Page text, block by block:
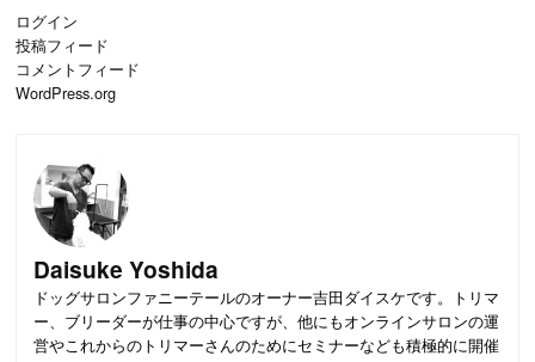
ログイン
投稿フィード
コメントフィード
WordPress.org
Daisuke Yoshida
ドッグサロンファニーテールのオーナー吉田ダイスケです。トリマ
ー、ブリーダーが仕事の中心ですが、他にもオンラインサロンの運
営やこれからのトリマーさんのためにセミナーなども積極的に開催